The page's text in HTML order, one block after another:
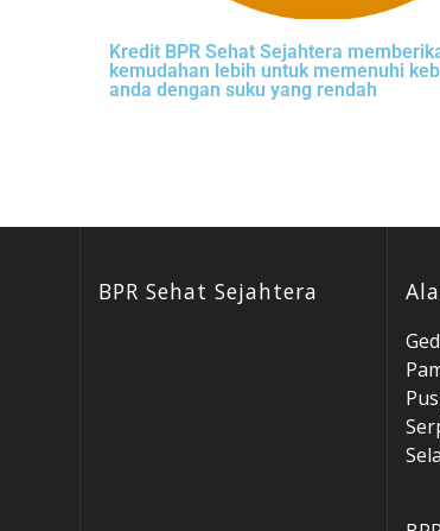
Kredit BPR Sehat Sejahtera
kemudahan lebih untuk memenuhi
anda dengan suku yang rendah
BPR Sehat Sejahtera